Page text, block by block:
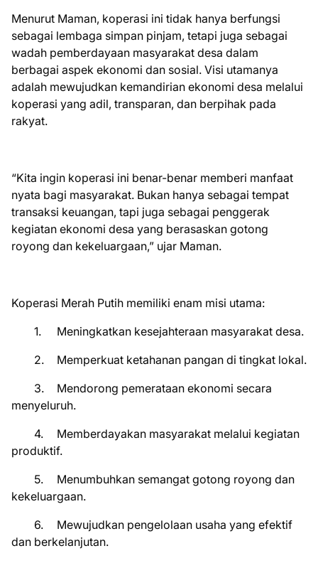
Menurut Maman, koperasi ini tidak hanya berfungsi
sebagai lembaga simpan pinjam, tetapi juga sebagai
wadah pemberdayaan masyarakat desa dalam
berbagai aspek ekonomi dan sosial. Visi utamanya
adalah mewujudkan kemandirian ekonomi desa melalui
koperasi yang adil, transparan, dan berpihak pada
rakyat.
“Kita ingin koperasi ini benar-benar memberi manfaat
nyata bagi masyarakat. Bukan hanya sebagai tempat
transaksi keuangan, tapi juga sebagai penggerak
kegiatan ekonomi desa yang berasaskan gotong
royong dan kekeluargaan,” ujar Maman.
Koperasi Merah Putih memiliki enam misi utama:
1.
Meningkatkan kesejahteraan masyarakat desa.
2.
Memperkuat ketahanan pangan di tingkat lokal.
3.
Mendorong pemerataan ekonomi secara
menyeluruh.
4.
Memberdayakan masyarakat melalui kegiatan
produktif.
5.
Menumbuhkan semangat gotong royong dan
kekeluargaan.
6.
Mewujudkan pengelolaan usaha yang efektif
dan berkelanjutan.